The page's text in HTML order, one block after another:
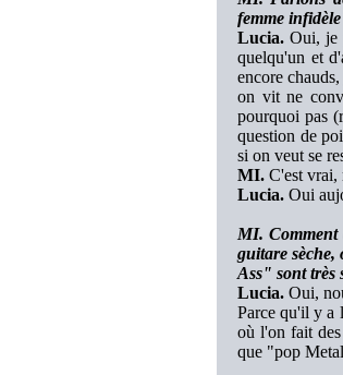
femme
Lucia. Oui, je
quelqu'un et
encore
on vit ne
pourquoi pas
question de
si on veut se
MI. C'est vrai,
Lucia. Oui
MI. Comment
guitare
Ass" sont très
Lucia. Oui,
Parce qu'il y a
où l'on fait des
que "pop